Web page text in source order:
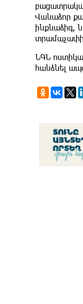
Վանաձոր
ինքնաձիգ,
ՆԳՆ
հանձնել